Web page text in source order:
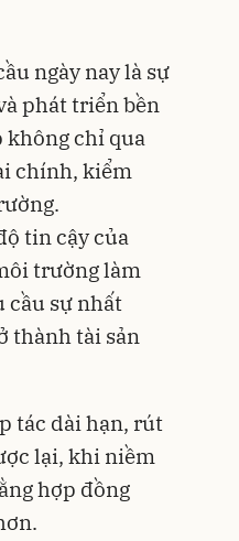
ngày nay là sự
phát triển bền
không chỉ qua
chính, kiểm
tin cậy của
trường làm
cầu sự nhất
thành tài sản
tác dài hạn, rút
lại, khi niềm
hợp đồng